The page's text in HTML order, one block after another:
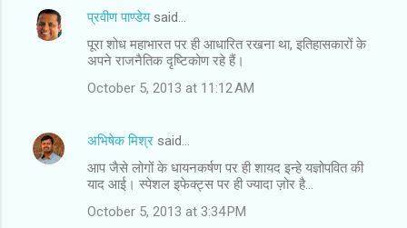
C
n
प्रवीण पाण्डेयsaid…
पूरा शोध महाभारत पर ही आधारित रखना था, इतिहासकारों के
अपने राजनैतिक दृष्टिकोण रहे हैं।
October 5, 2013 at 11:12 AM
अभिषेक मिश्र said…
आप जैसे लोगों के धायनकर्षण पर ही शायद इन्हे यज्ञोपवित की
याद आई। स्पेशल इफेक्ट्स पर ही ज्यादा ज़ोर है...
October 5, 2013 at 3:34 PM